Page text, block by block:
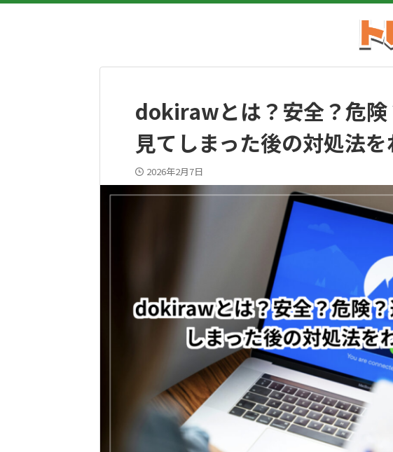
dokirawとは？安全？危険
見てしまった後の対処法
2026年2月7日